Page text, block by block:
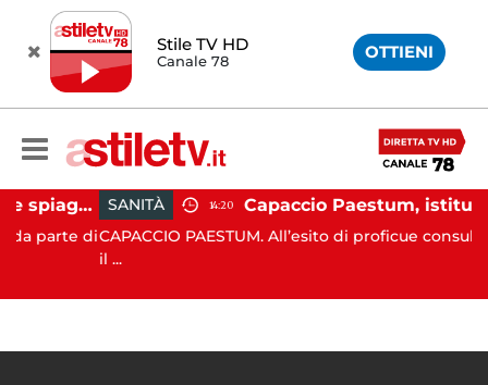
Stile TV HD
Canale 78 OTTIENI
Montecorice, blitz sulle spiagge libere: sequestrati oltre 300 ombrelloni e lettini lasciati sull’arenile
di
SANITÀ 14:20
CAPACCIO PAESTUM. All’esito di proficue consultazioni